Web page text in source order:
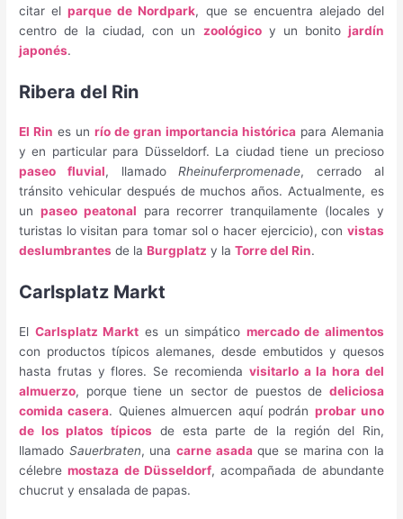
citar elparque de Nordpark, que se encuentra alejado del
centro de la ciudad, con un zoológicoy un bonito jardín
japonés.
Ribera del Rin
El Rin es unrío de gran importancia histórica para Alemania
y en particular para Düsseldorf. La ciudad tiene un precioso
paseo fluvial, llamadoRheinuferpromenade, cerrado al
tránsito vehicular después de muchos años. Actualmente, es
un paseo peatonal para recorrer tranquilamente (locales y
turistas lo visitan para tomar sol o hacer ejercicio), con vistas
deslumbrantes de laBurgplatz y laTorre del Rin.
Carlsplatz Markt
El Carlsplatz Markt es un simpático mercado de alimentos
con productos típicos alemanes, desde embutidos y quesos
hasta frutas y flores. Se recomienda visitarlo a la hora del
almuerzo, porque tiene un sector de puestos de deliciosa
comida casera. Quienes almuercen aquí podrán probar uno
de los platos típicos de esta parte de la región del Rin,
llamado Sauerbraten, unacarne asadaque se marina con la
célebremostaza de Düsseldorf, acompañada de abundante
chucrut y ensalada de papas.